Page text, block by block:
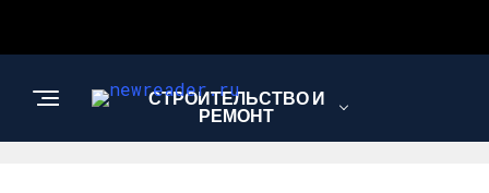
СТРОИТЕЛЬСТВО И
РЕМОНТ